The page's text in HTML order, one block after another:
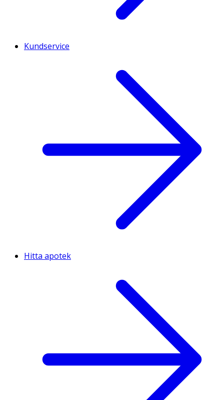
Kundservice
Hitta apotek